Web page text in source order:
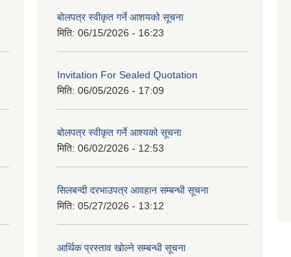
बोलपत्र स्वीकृत गर्ने आशयको सूचना
मिति: 06/15/2026 - 16:23
Invitation For Sealed Quotation
मिति: 06/05/2026 - 17:09
बोलपत्र स्वीकृत गर्ने आश्यको सूचना
मिति: 06/02/2026 - 12:53
सिलबन्दी दरभाउपत्र आवहान सम्बन्धी सूचना
मिति: 05/27/2026 - 13:12
आर्थिक प्रस्ताव खोल्ने सम्बन्धी सूचना